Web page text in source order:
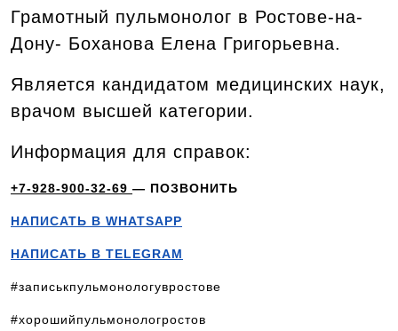
Грамотный пульмонолог в Ростове-на-
Дону- Боханова Елена Григорьевна.
Является кандидатом медицинских наук,
врачом высшей категории.
Информация для справок:
+7-928-900-32-69 — ПОЗВОНИТЬ
НАПИСАТЬ В WHATSAPP
НАПИСАТЬ В TELEGRAM
#записькпульмонологувростове
#хорошийпульмонологростов